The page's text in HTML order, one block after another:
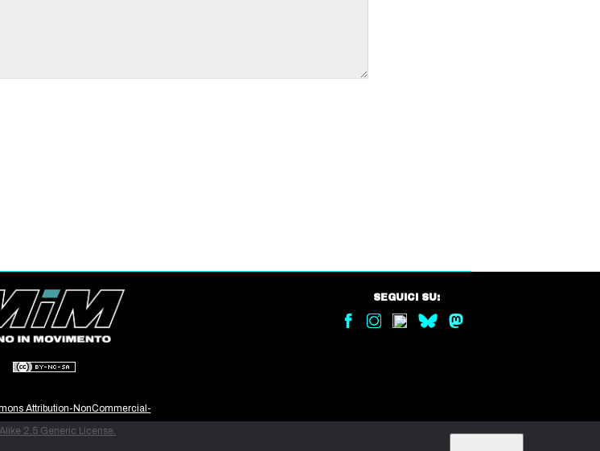
Attribution-NonCommercial-
2.5 Generic License.
SEGUICI SU: